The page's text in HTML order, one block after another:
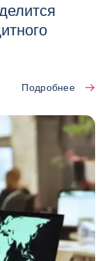
Подробнее